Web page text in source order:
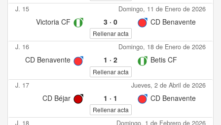
J. 15 Domingo, 11 de Enero de 2026
Victoria CF 3· 0 CD Benavente
Rellenar acta
J. 16 Domingo, 18 de Enero de 2026
CD Benavente 1 · 2 Betis CF
Rellenar acta
J. 17 Jueves, 2 de Abril de 2026
CD Béjar 1 · 1 CD Benavente
Rellenar acta
J. 18 Domingo, 1 de Febrero de 2026